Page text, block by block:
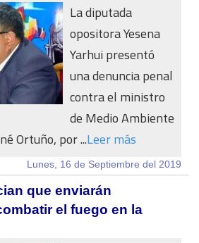
La diputada
opositora Yesena
Yarhui presentó
una denuncia penal
contra el ministro
de Medio Ambiente
Ortuño, por ...Leer más
Lunes, 16 de Septiembre del 2019
que enviarán
el fuego en la